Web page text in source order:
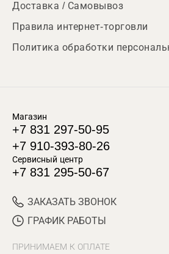
Доставка / Самовывоз
Правила интернет-торговли
Политика обработки
Магазин
+7 831 297-50-95
+7 910-393-80-26
Сервисный центр
+7 831 295-50-67
ЗАКАЗАТЬ ЗВОНОК
ГРАФИК РАБОТЫ
ПРИНИМАЕМ К ОПЛАТЕ